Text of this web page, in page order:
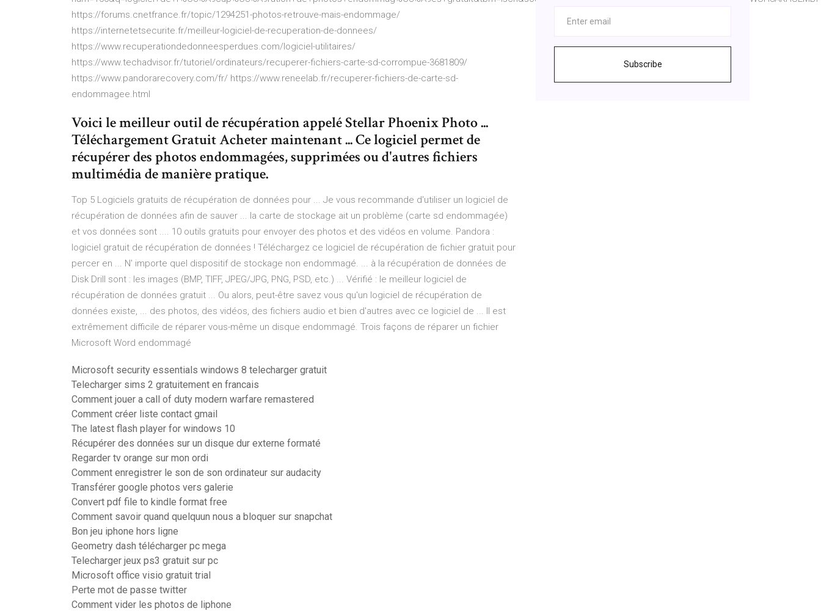
https://forums.cnetfrance.fr/topic/1294251-photos-retrouve-mais-endommage/
https://internetetsecurite.fr/meilleur-logiciel-de-recuperation-de-donnees/
https://www.recuperationdedonneesperdues.com/logiciel-utilitaires/
https://www.techadvisor.fr/tutoriel/ordinateurs/recuperer-fichiers-carte-sd-corrompue-3681809/
https://www.pandorarecovery.com/fr/ https://www.reneelab.fr/recuperer-fichiers-de-carte-sd-
endommagee.html
Voici le meilleur outil de récupération appelé Stellar Phoenix Photo ...
Téléchargement Gratuit Acheter maintenant ... Ce logiciel permet de
récupérer des photos endommagées, supprimées ou d'autres fichiers
multimédia de manière pratique.
Top 5 Logiciels gratuits de récupération de données pour ... Je vous recommande d'utiliser un logiciel de
récupération de données afin de sauver ... la carte de stockage ait un problème (carte sd endommagée)
et vos données sont .... 10 outils gratuits pour envoyer des photos et des vidéos en volume. Pandora :
logiciel gratuit de récupération de données ! Téléchargez ce logiciel de récupération de fichier gratuit pour
percer en ... N' importe quel dispositif de stockage non endommagé. ... à la récupération de données de
Disk Drill sont : les images (BMP, TIFF, JPEG/JPG, PNG, PSD, etc.) ... Vérifié : le meilleur logiciel de
récupération de données gratuit ... Ou alors, peut-être savez vous qu'un logiciel de récupération de
données existe, ... des photos, des vidéos, des fichiers audio et bien d'autres avec ce logiciel de ... Il est
extrêmement difficile de réparer vous-même un disque endommagé. Trois façons de réparer un fichier
Microsoft Word endommagé
Microsoft security essentials windows 8 telecharger gratuit
Telecharger sims 2 gratuitement en francais
Comment jouer a call of duty modern warfare remastered
Comment créer liste contact gmail
The latest flash player for windows 10
Récupérer des données sur un disque dur externe formaté
Regarder tv orange sur mon ordi
Comment enregistrer le son de son ordinateur sur audacity
Transférer google photos vers galerie
Convert pdf file to kindle format free
Comment savoir quand quelquun nous a bloquer sur snapchat
Bon jeu iphone hors ligne
Geometry dash télécharger pc mega
Telecharger jeux ps3 gratuit sur pc
Microsoft office visio gratuit trial
Perte mot de passe twitter
Comment vider les photos de liphone
Subscribe